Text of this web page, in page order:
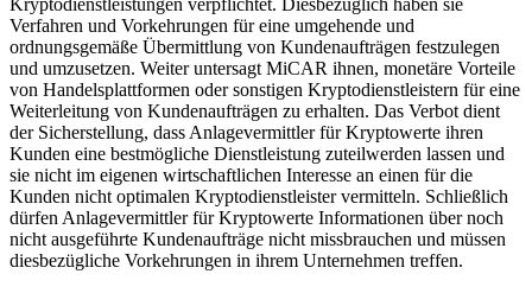
Verfahren und Vorkehrungen für eine umgehende und
ordnungsgemäße Übermittlung von Kundenaufträgen festzulegen
und umzusetzen. Weiter untersagt MiCAR ihnen, monetäre Vorteile
von Handelsplattformen oder sonstigen Kryptodienstleistern für eine
Weiterleitung von Kundenaufträgen zu erhalten. Das Verbot dient
der Sicherstellung, dass Anlagevermittler für Kryptowerte ihren
Kunden eine bestmögliche Dienstleistung zuteilwerden lassen und
sie nicht im eigenen wirtschaftlichen Interesse an einen für die
Kunden nicht optimalen Kryptodienstleister vermitteln. Schließlich
dürfen Anlagevermittler für Kryptowerte Informationen über noch
nicht ausgeführte Kundenaufträge nicht missbrauchen und müssen
diesbezügliche Vorkehrungen in ihrem Unternehmen treffen.